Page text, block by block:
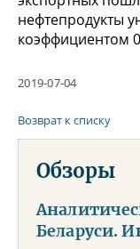
нефтепродукты
коэффициентом
2019-07-04
Возврат к списку
Обзоры
Беларуси.